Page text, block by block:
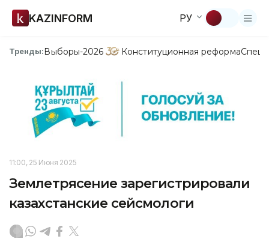
KAZINFORM РУ
Тренды:Выборы-2026 Конституционная реформа
11:00, 25 Июня 2025
Землетрясение зарегистрировали
казахстанские сейсмологи